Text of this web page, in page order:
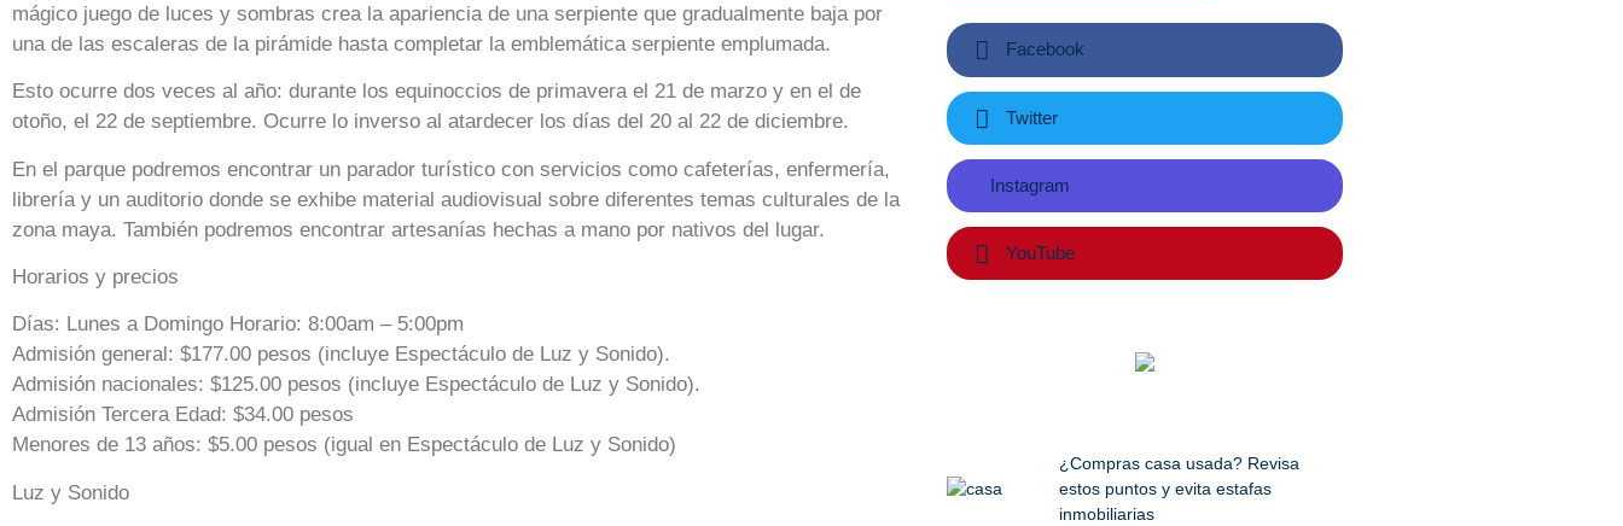
mágico juego de luces y sombras crea la apariencia de una serpiente que gradualmente baja por
una de las escaleras de la pirámide hasta completar la emblemática serpiente emplumada.
Esto ocurre dos veces al año: durante los equinoccios de primavera el 21 de marzo y en el de
otoño, el 22 de septiembre. Ocurre lo inverso al atardecer los días del 20 al 22 de diciembre.
En el parque podremos encontrar un parador turístico con servicios como cafeterías, enfermería,
librería y un auditorio donde se exhibe material audiovisual sobre diferentes temas culturales de la
zona maya. También podremos encontrar artesanías hechas a mano por nativos del lugar.
Horarios y precios
Días: Lunes a Domingo Horario: 8:00am – 5:00pm
Admisión general: $177.00 pesos (incluye Espectáculo de Luz y Sonido).
Admisión nacionales: $125.00 pesos (incluye Espectáculo de Luz y Sonido).
Admisión Tercera Edad: $34.00 pesos
Menores de 13 años: $5.00 pesos (igual en Espectáculo de Luz y Sonido)
Luz y Sonido
Facebook
Twitter
Instagram
YouTube
¿Compras casa usada? Revisa
estos puntos y evita estafas
inmobiliarias